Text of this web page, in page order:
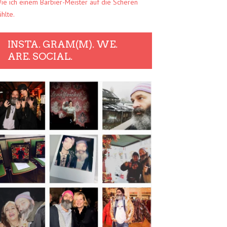
ich einem Barbier-Meister auf die Scheren
INSTA. GRAM(M). WE.
ARE. SOCIAL.